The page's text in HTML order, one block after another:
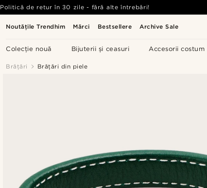
Noutățile Trendhim Mărci Bestsellere Archive Sale
Colecție nouă Bijuterii și ceasuri Accesorii costum
Politică de retur în 30 zile - fără alte întrebări!
Brățări Brățări din piele